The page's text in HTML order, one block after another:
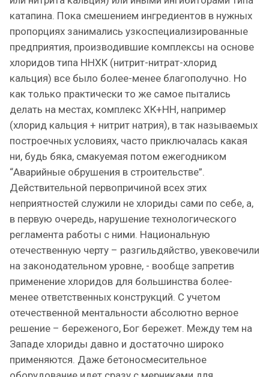
катапина. Пока смешением ингредиентов в нужных
пропорциях занимались узкоспециализированные
предприятия, производившие комплексы на основе
хлоридов типа ННХК (нитрит-нитрат-хлорид
кальция) все было более-менее благополучно. Но
как только практически то же самое пытались
делать на местах, комплекс ХК+НН, например
(хлорид кальция + нитрит натрия), в так называемых
построечных условиях, часто приключалась какая
ни, будь бяка, смакуемая потом ежегодником
“Аварийные обрушения в строительстве”.
Действительной первопричиной всех этих
неприятностей служили не хлориды сами по себе, а,
в первую очередь, нарушение технологического
регламента работы с ними. Национальную
отечественную черту – разгильдяйство, увековечили
на законодательном уровне, - вообще запретив
применение хлоридов для большинства более-
менее ответственных конструкций. С учетом
отечественной ментальности абсолютно верное
решение – береженого, Бог бережет. Между тем на
Западе хлориды давно и достаточно широко
применяются. Даже бетоносмесительное